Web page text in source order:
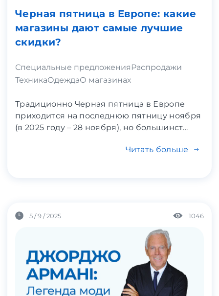
Черная пятница в Европе: какие
магазины дают самые лучшие
скидки?
Специальные предложения Распродажи
ТехникаОдеждаО магазинах
Традиционно Черная пятница в Европе
приходится на последнюю пятницу ноября
(в 2025 году – 28 ноября), но большинст...
Читать больше
5 / 9 / 2025 1046